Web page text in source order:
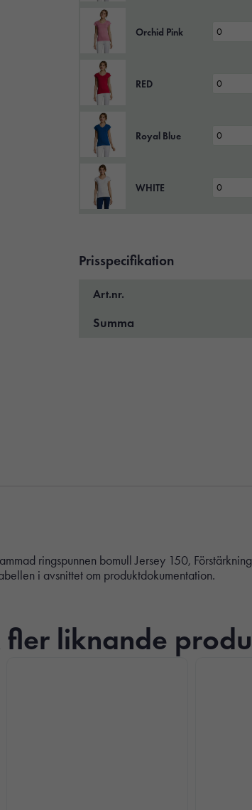
Orchid Pink
RED
Royal Blue
WHITE
Prisspecifikation
Art.nr.
Summa
ringspunnen bomull Jersey 150,
i avsnittet om produktdokumentation.
fler liknande
går inte att
välja bort. De